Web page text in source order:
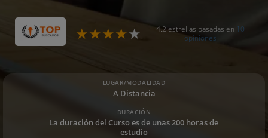
4.2 estrellas basadas en 10
opiniones
LUGAR/MODALIDAD
A Distancia
DURACIÓN
La duración del Curso es de unas 200 horas de
estudio